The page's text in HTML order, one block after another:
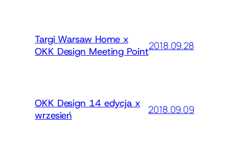
Targi Warsaw Home x
OKK Design Meeting Point2018.09.28
OKK Design 14 edycja x
wrzesień
2018.09.09